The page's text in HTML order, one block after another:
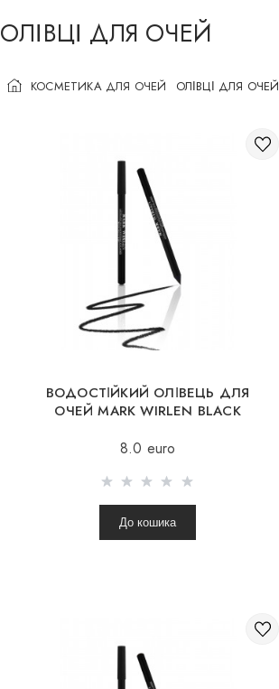
ОЛІВЦІ ДЛЯ ОЧЕЙ
КОСМЕТИКА ДЛЯ ОЧЕЙ ОЛІВЦІ ДЛЯ ОЧЕЙ
ВОДОСТІЙКИЙ ОЛІВЕЦЬ ДЛЯ
ОЧЕЙ MARK WIRLEN BLACK
8.0 euro
До кошика